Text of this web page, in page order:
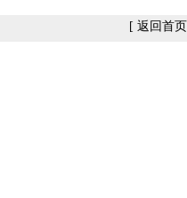
[ 返回首页